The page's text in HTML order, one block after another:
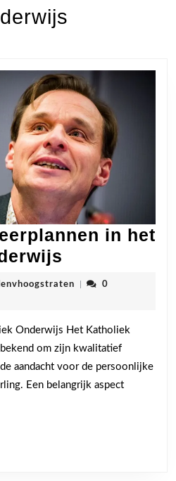
in het
van
het
Katholiek
Onderwijs
cdenvhoogstraten
0
Onderwijs Het Katholiek
om zijn kwalitatief
aandacht voor de persoonlijke
Een belangrijk aspect